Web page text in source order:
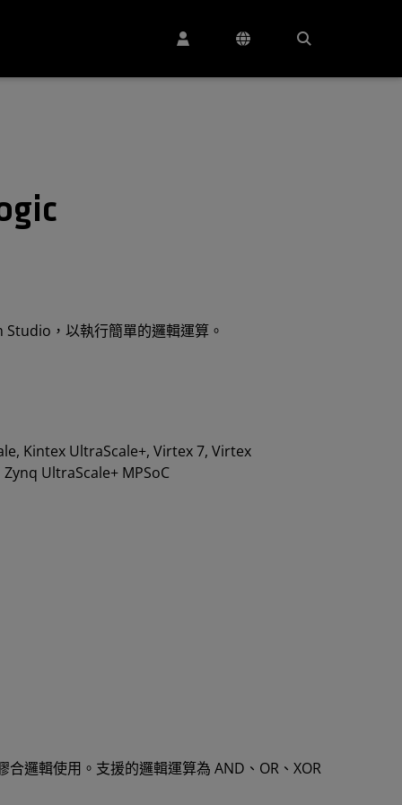
，以執行簡單的邏輯運算。
Kintex UltraScale+, Virtex 7, Virtex
UltraScale+ MPSoC
邏輯使用。支援的邏輯運算為 AND、OR、XOR